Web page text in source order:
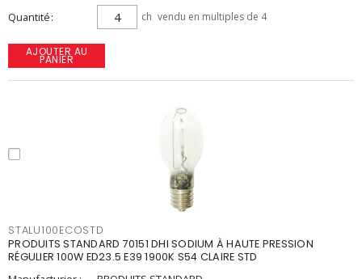
Quantité ch vendu en multiples de 4
AJOUTER AU
PANIER
STALU100ECOSTD
PRODUITS STANDARD 70151 DHI SODIUM À HAUTE PRESSION
RÉGULIER 100W ED23.5 E39 1900K S54 CLAIRE STD